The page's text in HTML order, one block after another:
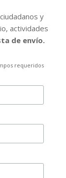
t
o
y
actividades
de envío.
requeridos